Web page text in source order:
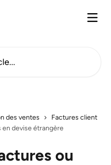
des ventes
Factures client
devise étrangère
ou